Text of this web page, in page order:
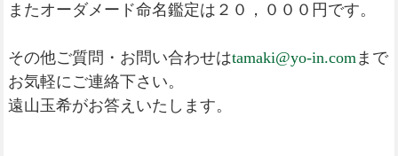
またオーダメード命名鑑定は２０，０００円です。
その他ご質問・お問い合わせはtamaki@yo-in.comまで
お気軽にご連絡下さい。
遠山玉希がお答えいたします。